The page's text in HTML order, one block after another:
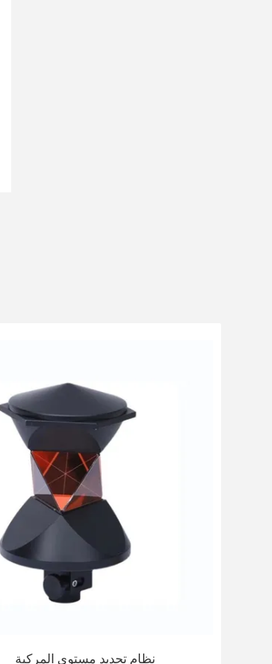
نظام تحديد مستوى المركبة